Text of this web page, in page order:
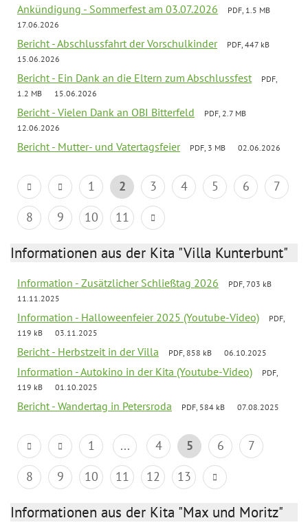
Ankündigung - Sommerfest am 03.07.2026
PDF, 1.5 MB
17.06.2026
Bericht - Abschlussfahrt der Vorschulkinder
PDF, 447 kB
15.06.2026
Bericht - Ein Dank an die Eltern zum Abschlussfest
PDF,
1.2 MB
15.06.2026
Bericht - Vielen Dank an OBI Bitterfeld
PDF, 2.7 MB
12.06.2026
Bericht - Mutter- und Vatertagsfeier PDF, 3 MB 02.06.2026
1 2 3 4 5 6
7
8
9 10 11
Informationen aus der Kita "Villa Kunterbunt"
Information - Zusätzlicher Schließtag 2026
PDF, 703 kB
11.11.2025
Information - Halloweenfeier 2025 (Youtube-Video)
PDF,
119 kB
03.11.2025
Bericht - Herbstzeit in der Villa PDF, 858 kB 06.10.2025
Information - Autokino in der Kita (Youtube-Video)
PDF,
119 kB
01.10.2025
Bericht - Wandertag in Petersroda PDF, 584 kB 07.08.2025
1 ... 4 5 6
7
8
9 10 11 12 13
Informationen aus der Kita "Max und Moritz"